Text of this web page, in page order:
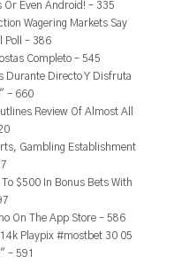
Or Even Android! – 335
Wagering Markets Say
Poll – 386
Completo – 545
Durante Directo Y Disfruta
– 660
Review Of Almost All
Gambling Establishment
$500 In Bonus Bets With
On The App Store – 586
Playpix #mostbet 30 05
– 591